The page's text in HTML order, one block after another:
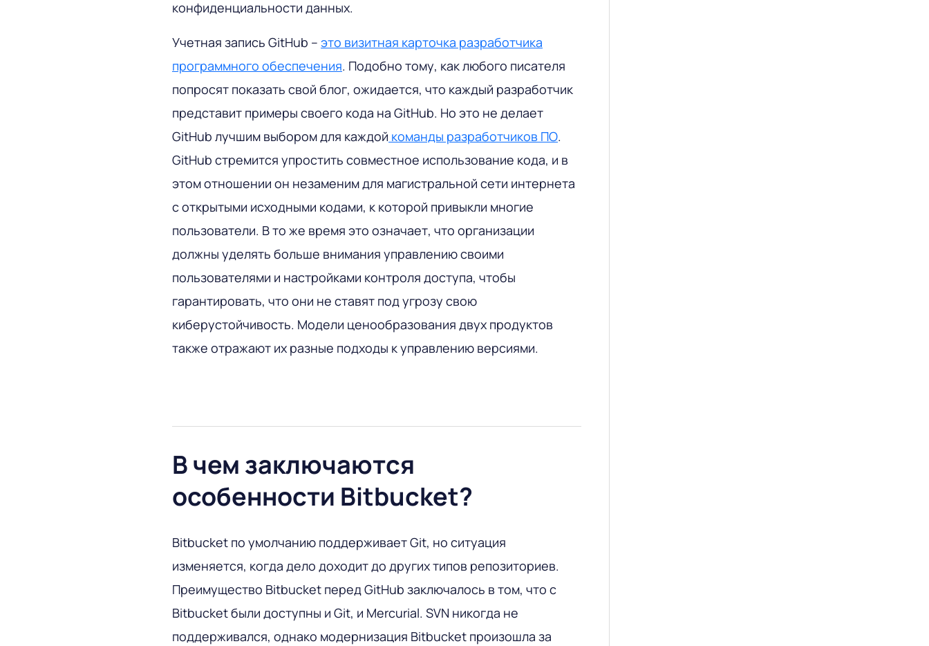
конфиденциальности данных.
Учетная запись GitHub – это визитная карточка разработчика
программного обеспечения. Подобно тому, как любого писателя
попросят показать свой блог, ожидается, что каждый разработчик
представит примеры своего кода на GitHub. Но это не делает
GitHub лучшим выбором для каждой команды разработчиков ПО.
GitHub стремится упростить совместное использование кода, и в
этом отношении он незаменим для магистральной сети интернета
с открытыми исходными кодами, к которой привыкли многие
пользователи. В то же время это означает, что организации
должны уделять больше внимания управлению своими
пользователями и настройками контроля доступа, чтобы
гарантировать, что они не ставят под угрозу свою
киберустойчивость. Модели ценообразования двух продуктов
также отражают их разные подходы к управлению версиями.
В чем заключаются
особенности Bitbucket?
Bitbucket по умолчанию поддерживает Git, но ситуация
изменяется, когда дело доходит до других типов репозиториев.
Преимущество Bitbucket перед GitHub заключалось в том, что с
Bitbucket были доступны и Git, и Mercurial. SVN никогда не
поддерживался, однако модернизация Bitbucket произошла за